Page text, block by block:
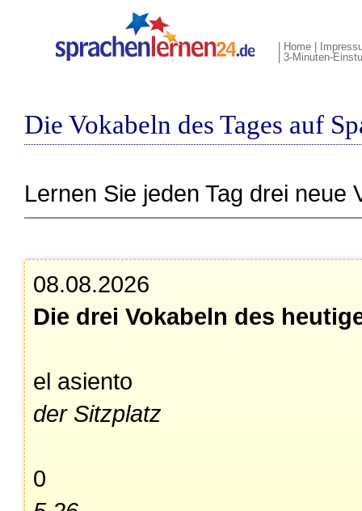
Home
3-Minuten-
Die Vokabeln des Tages auf
Lernen Sie jeden Tag drei neue
08.08.2026
Die drei Vokabeln des
el asiento
der Sitzplatz
0